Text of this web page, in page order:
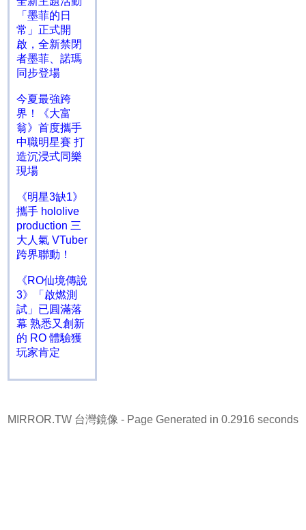
「墨菲的日
常」正式開
啟，全新禁閉
者墨菲、諾瑪
同步登場
今夏最強跨
界！《大富
翁》首度攜手
中職明星賽 打
造沉浸式同樂
現場
《明星3缺1》
攜手 hololive
production 三
大人氣 VTuber
跨界聯動！
《RO仙境傳說
3》「啟燃測
試」已圓滿落
幕 熟悉又創新
的 RO 體驗獲
玩家肯定
MIRROR.TW 台灣鏡像 - Page Generated in 0.2916 seconds